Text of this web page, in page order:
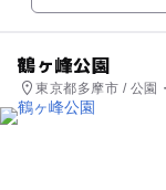
鶴ヶ峰公園
東京都多摩市 / 公園